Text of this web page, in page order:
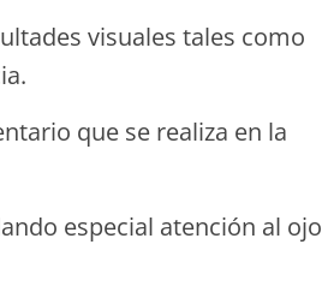
visuales tales como
que se realiza en la
especial atención al ojo